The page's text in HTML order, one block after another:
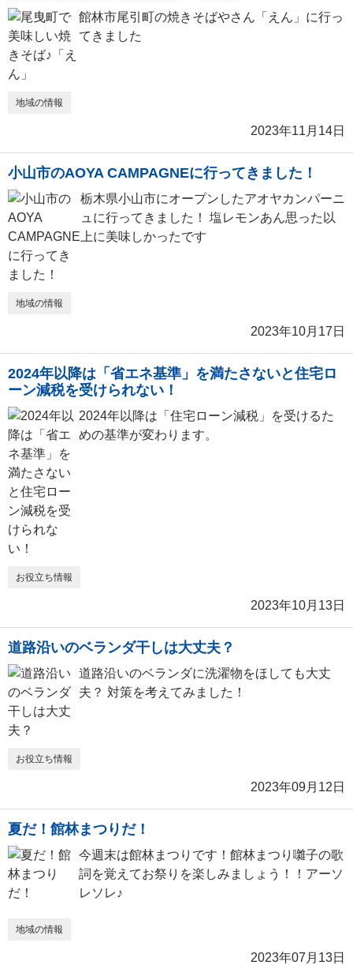
館林市尾引町の焼きそばやさん「えん」に行っ
てきました
地域の情報
2023年11月14日
小山市のAOYA CAMPAGNEに行ってきました！
栃木県小山市にオープンしたアオヤカンパーニ
ュに行ってきました！ 塩レモンあん思った以
上に美味しかったです
地域の情報
2023年10月17日
2024年以降は「省エネ基準」を満たさないと住宅ロ
ーン減税を受けられない！
2024年以降は「住宅ローン減税」を受けるた
めの基準が変わります。
お役立ち情報
2023年10月13日
道路沿いのベランダ干しは大丈夫？
道路沿いのベランダに洗濯物をほしても大丈
夫？ 対策を考えてみました！
お役立ち情報
2023年09月12日
夏だ！館林まつりだ！
今週末は館林まつりです！館林まつり囃子の歌
詞を覚えてお祭りを楽しみましょう！！アーソ
レソレ♪
地域の情報
2023年07月13日